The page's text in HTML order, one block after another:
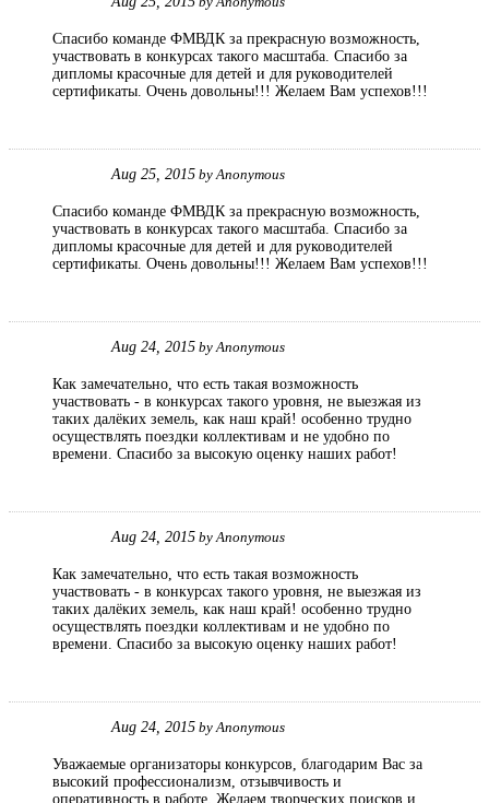
Спасибо команде ФМВДК за прекрасную возможность,
участвовать в конкурсах такого масштаба. Спасибо за
дипломы красочные для детей и для руководителей
сертификаты. Очень довольны!!! Желаем Вам успехов!!!
Aug 25, 2015 by Anonymous
Спасибо команде ФМВДК за прекрасную возможность,
участвовать в конкурсах такого масштаба. Спасибо за
дипломы красочные для детей и для руководителей
сертификаты. Очень довольны!!! Желаем Вам успехов!!!
Aug 24, 2015 by Anonymous
Как замечательно, что есть такая возможность
участвовать - в конкурсах такого уровня, не выезжая из
таких далёких земель, как наш край! особенно трудно
осуществлять поездки коллективам и не удобно по
времени. Спасибо за высокую оценку наших работ!
Aug 24, 2015 by Anonymous
Как замечательно, что есть такая возможность
участвовать - в конкурсах такого уровня, не выезжая из
таких далёких земель, как наш край! особенно трудно
осуществлять поездки коллективам и не удобно по
времени. Спасибо за высокую оценку наших работ!
Aug 24, 2015 by Anonymous
Уважаемые организаторы конкурсов, благодарим Вас за
высокий профессионализм, отзывчивость и
оперативность в работе. Желаем творческих поисков и